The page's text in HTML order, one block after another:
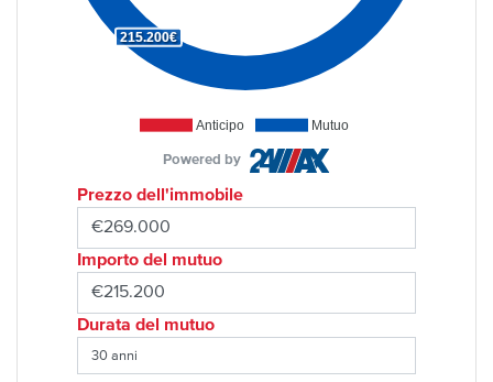
Anticipo Mutuo
215.200€
Powered by
Prezzo dell'immobile
Importo del mutuo
Durata del mutuo